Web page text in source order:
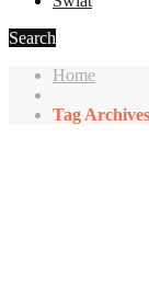
Search
Home
Tag